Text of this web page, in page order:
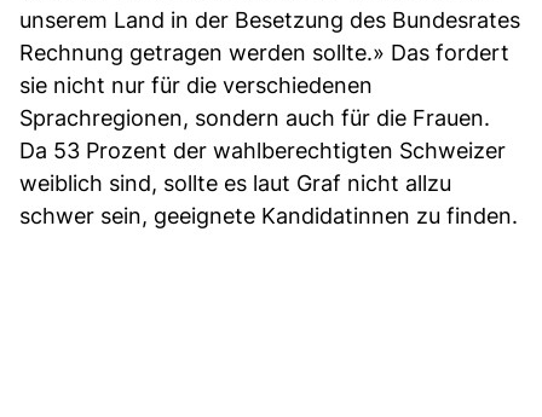
unserem Land in der Besetzung des Bundesrates
Rechnung getragen werden sollte.» Das fordert
sie nicht nur für die verschiedenen
Sprachregionen, sondern auch für die Frauen.
Da 53 Prozent der wahlberechtigten Schweizer
weiblich sind, sollte es laut Graf nicht allzu
schwer sein, geeignete Kandidatinnen zu finden.